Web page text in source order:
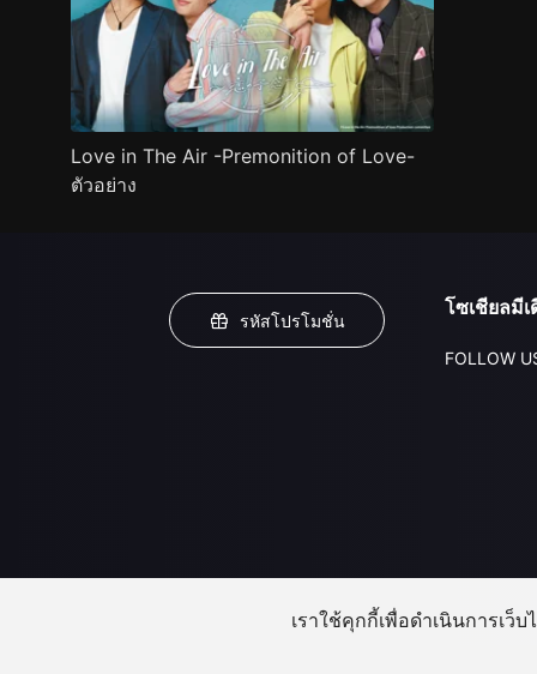
Love in The Air -Premonition of Love-
ตัวอย่าง
รหัสโปรโมชั่น
โซเชียลมีเ
FOLLOW
เราใช้คุกกี้เพื่อดำเนินการเว็